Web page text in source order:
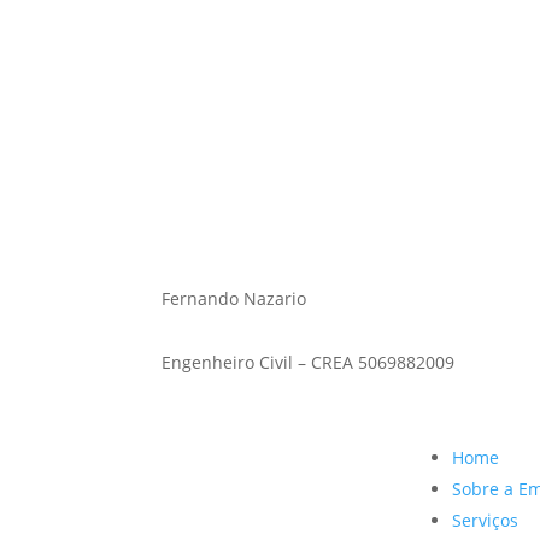
Fernando Nazario
Engenheiro Civil – CREA 5069882009
Home
Sobre a
Serviços